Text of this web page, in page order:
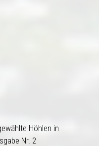
Höhlen in
Nr. 2